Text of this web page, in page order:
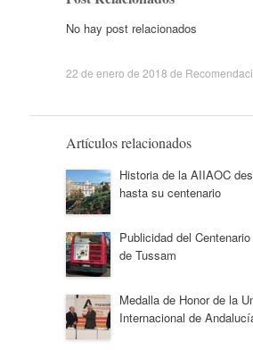
No hay post relacionados
22 de enero de 2018 de
Artículos relacionados
Historia de la AIIAOC
hasta su centenario
Publicidad del
de Tussam
Medalla de Honor de la
Internacional de